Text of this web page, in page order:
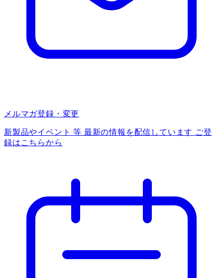
メルマガ登録・変更
新製品やイベント 等 最新の情報を配信しています ご登
録はこちらから